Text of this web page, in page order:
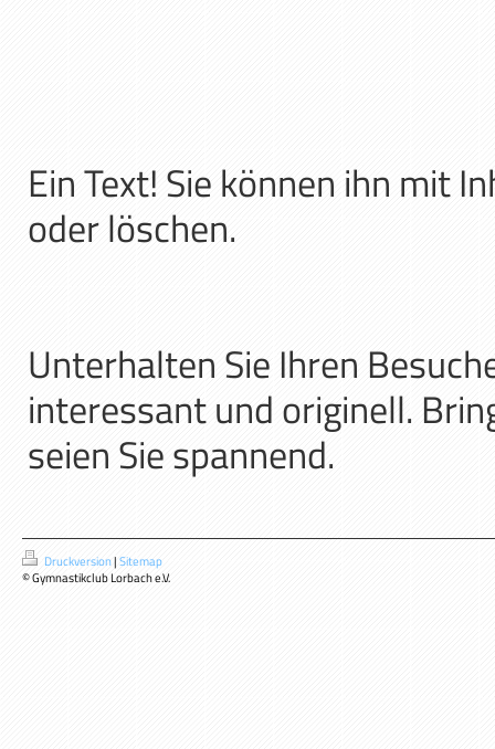
Ein Text! Sie können ihn mit
oder löschen.
Unterhalten Sie Ihren
interessant und originell.
seien Sie spannend.
Druckversion|Sitemap
© Gymnastikclub Lorbach e.V.